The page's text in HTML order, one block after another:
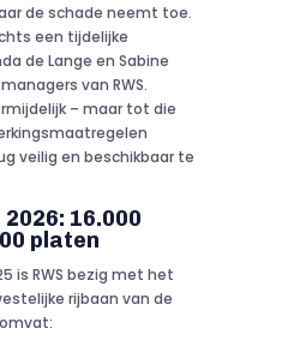
de schade neemt toe.
een tijdelijke
de Lange en Sabine
van RWS.
– maar tot die
veilig en beschikbaar te
16.000
platen
is RWS bezig met het
rijbaan van de